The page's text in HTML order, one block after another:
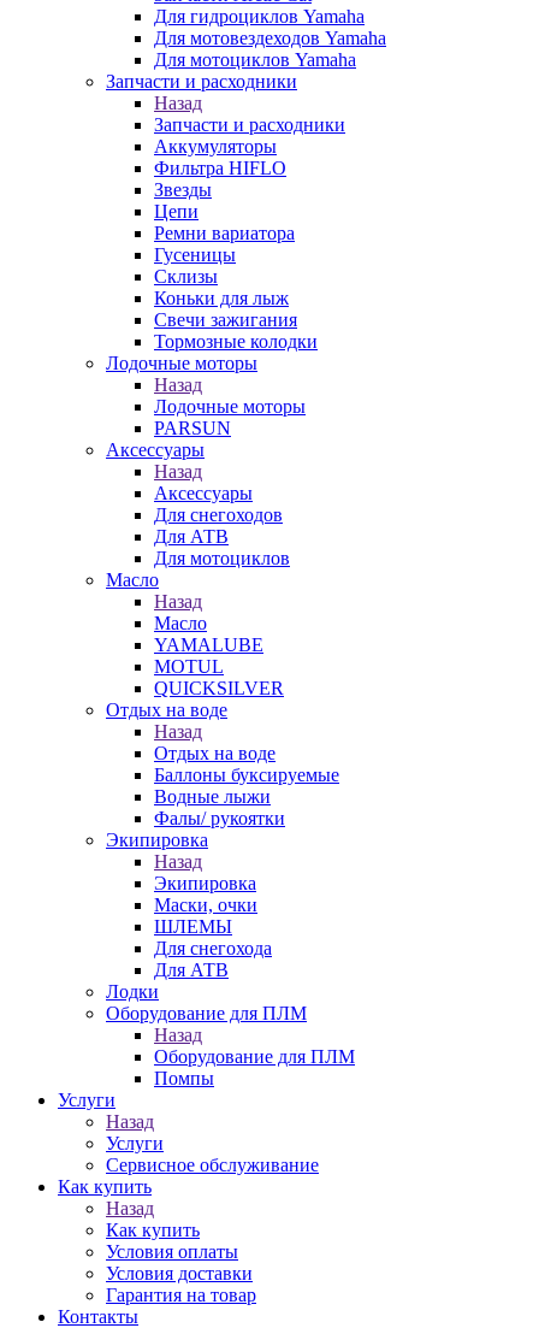
Для гидроциклов Yamaha
Для мотовездеходов Yamaha
Для мотоциклов Yamaha
Запчасти и расходники
Назад
Запчасти и расходники
Аккумуляторы
Фильтра HIFLO
Звезды
Цепи
Ремни вариатора
Гусеницы
Склизы
Коньки для лыж
Свечи зажигания
Тормозные колодки
Лодочные моторы
Назад
Лодочные моторы
PARSUN
Аксессуары
Назад
Аксессуары
Для снегоходов
Для АТВ
Для мотоциклов
Масло
Назад
Масло
YAMALUBE
MOTUL
QUICKSILVER
Отдых на воде
Назад
Отдых на воде
Баллоны буксируемые
Водные лыжи
Фалы/ рукоятки
Экипировка
Назад
Экипировка
Маски, очки
ШЛЕМЫ
Для снегохода
Для АТВ
Лодки
Оборудование для ПЛМ
Назад
Оборудование для ПЛМ
Помпы
Услуги
Назад
Услуги
Сервисное обслуживание
Как купить
Назад
Как купить
Условия оплаты
Условия доставки
Гарантия на товар
Контакты